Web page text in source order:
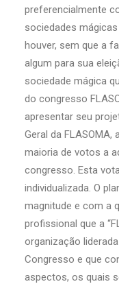
preferencialmente
sociedades
houver, sem que a
algum para sua
sociedade mágica
do congresso
apresentar seu
Geral da FLASOMA,
maioria de votos a
congresso. Esta
individualizada. O
magnitude e com a
profissional que a
organização
Congresso e que
aspectos, os quais